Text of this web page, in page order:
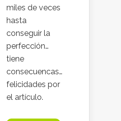
miles de veces
hasta
conseguir la
perfección…
tiene
consecuencas…
felicidades por
el artículo.